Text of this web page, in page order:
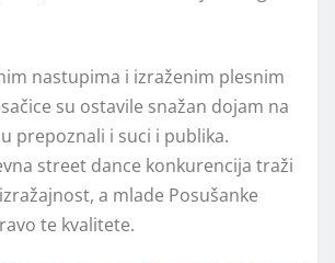
nastupima i izraženim plesnim
su ostavile snažan dojam na
prepoznali i suci i publika.
street dance konkurencija traži
a mlade Posušanke
te kvalitete.